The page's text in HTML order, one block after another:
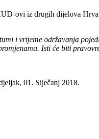
ovi iz drugih dijelova
i vrijeme održavanja
Isti će biti
01. Siječanj 2018.